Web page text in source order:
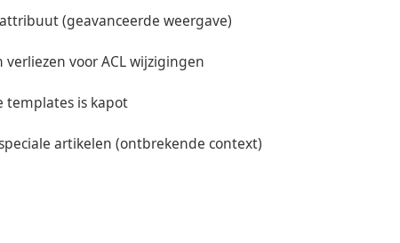
(geavanceerde weergave)
voor ACL wijzigingen
templates is kapot
artikelen (ontbrekende context)